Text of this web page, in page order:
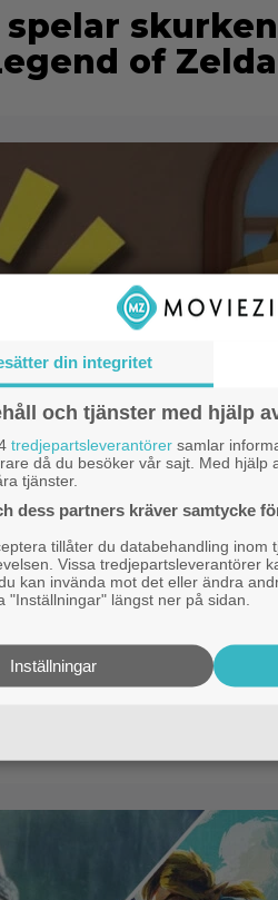
skurken
of
ner
ut som en
din integritet
och tjänster med hjälp
tredjepartsleverantörer samlar
då du besöker vår sajt. Med hjälp
tjänster.
dess partners kräver samtycke
tillåter du databehandling inom
Vissa tredjepartsleverantörer
kan invända mot det eller ändra
"Inställningar" längst ner på sidan.
Inställningar